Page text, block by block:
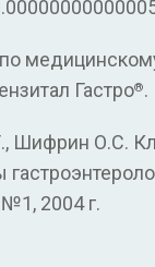
Гастро®.
Шифрин О.С.
№1, 2004 г.